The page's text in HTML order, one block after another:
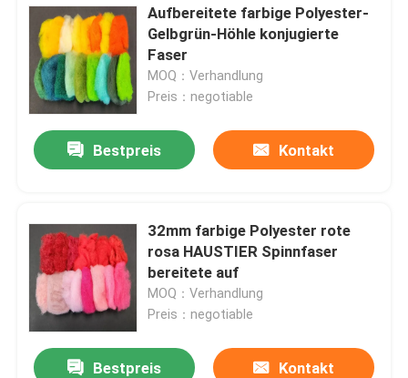
Aufbereitete farbige Polyester-
Gelbgrün-Höhle konjugierte
Faser
MOQ：Verhandlung
Preis：negotiable
Bestpreis Kontakt
32mm farbige Polyester rote
rosa HAUSTIER Spinnfaser
bereitete auf
MOQ：Verhandlung
Preis：negotiable
Bestpreis Kontakt